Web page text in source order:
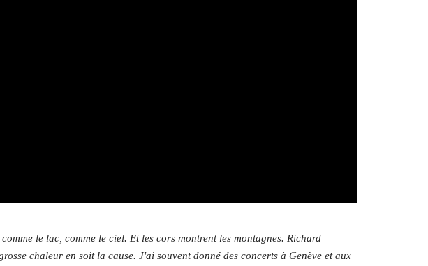
le lac, comme le ciel. Et les cors montrent les montagnes. Richard
chaleur en soit la cause. J'ai souvent donné des concerts à Genève et aux